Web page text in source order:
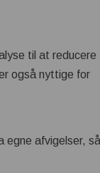
til at reducere
også nyttige for
egne afvigelser, så